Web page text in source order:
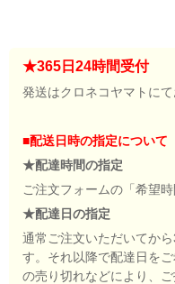
★365日24時間受付
発送はクロネコヤマトにて
■配送日時の指定について
★配達時間の指定
ご注文フォームの「希望
★配達日の指定
通常ご注文いただいてか
す。それ以降で配達日を
の売り切れなどにより、